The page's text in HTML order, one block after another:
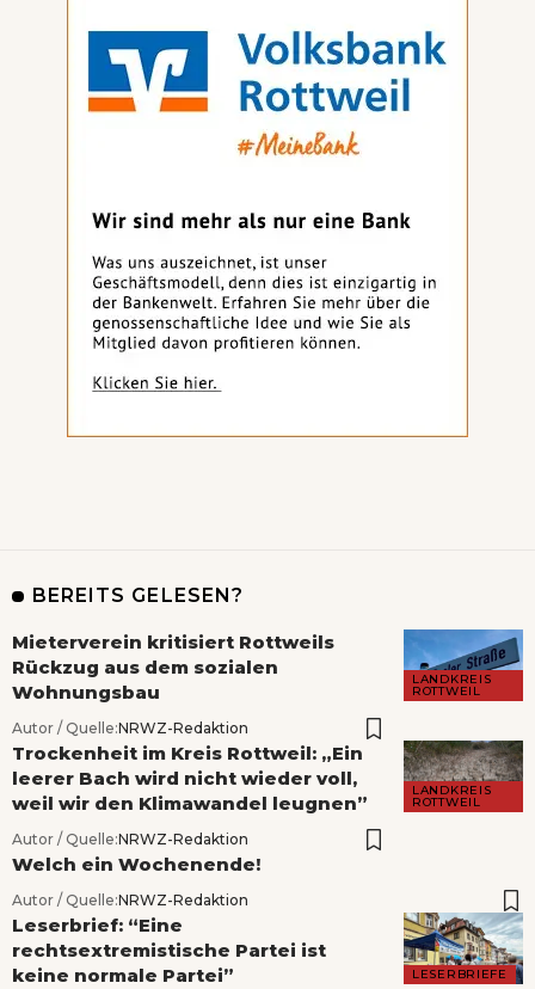
BEREITS GELESEN?
LANDKREIS
ROTTWEIL
Mieterverein kritisiert Rottweils
Rückzug aus dem sozialen
Wohnungsbau
Autor / Quelle:NRWZ-Redaktion
LANDKREIS
ROTTWEIL
Trockenheit im Kreis Rottweil: „Ein
leerer Bach wird nicht wieder voll,
weil wir den Klimawandel leugnen”
Autor / Quelle:NRWZ-Redaktion
Welch ein Wochenende!
Autor / Quelle:NRWZ-Redaktion
LESERBRIEFE
Leserbrief: “Eine
rechtsextremistische Partei ist
keine normale Partei”